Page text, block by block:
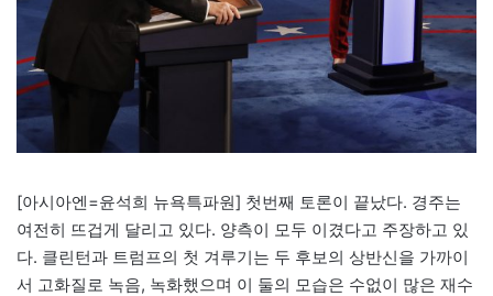
[아시아엔=윤석희 뉴욕특파원] 첫번째 토론이 끝났다. 경주는
여전히 뜨겁게 달리고 있다. 양측이 모두 이겼다고 주장하고 있
다. 클린턴과 트럼프의 첫 겨루기는 두 후보의 상반신을 가까이
서 고화질로 녹음, 녹화했으며 이 둘의 모습은 수없이 많은 재수